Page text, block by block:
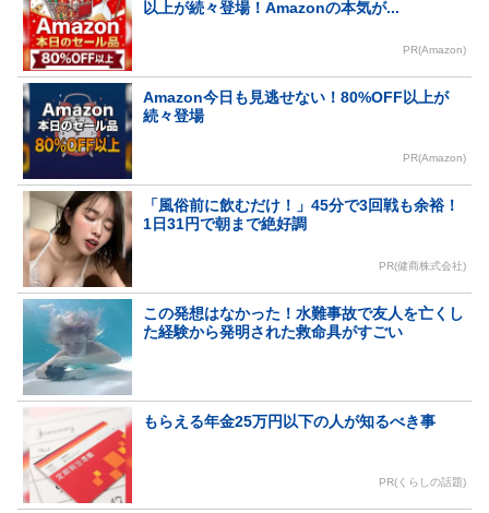
以上が続々登場！Amazonの本気が...
PR(Amazon)
Amazon今日も見逃せない！80%OFF以上が
続々登場
PR(Amazon)
「風俗前に飲むだけ！」45分で3回戦も余裕！
1日31円で朝まで絶好調
PR(健商株式会社)
この発想はなかった！水難事故で友人を亡くし
た経験から発明された救命具がすごい
もらえる年金25万円以下の人が知るべき事
PR(くらしの話題)